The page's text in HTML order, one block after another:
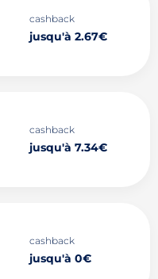
cashback
jusqu'à 2.67€
cashback
jusqu'à 7.34€
cashback
jusqu'à 0€